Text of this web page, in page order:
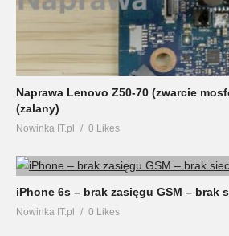
Naprawa Lenovo Z50-70 (zwarcie
(zalany)
Nowinka IT.pl 0 Likes
iPhone 6s – brak zasięgu GSM – brak
Nowinka IT.pl 0 Likes